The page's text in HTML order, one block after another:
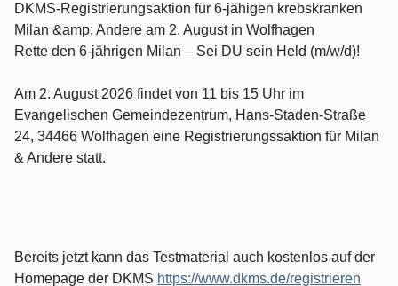
DKMS-Registrierungsaktion für 6-jähigen krebskranken
Milan &amp; Andere am 2. August in Wolfhagen
Rette den 6-jährigen Milan – Sei DU sein Held (m/w/d)!
Am 2. August 2026 findet von 11 bis 15 Uhr im
Evangelischen Gemeindezentrum, Hans-Staden-Straße
24, 34466 Wolfhagen eine Registrierungssaktion für Milan
& Andere statt.
Bereits jetzt kann das Testmaterial auch kostenlos auf der
Homepage der DKMS https://www.dkms.de/registrieren